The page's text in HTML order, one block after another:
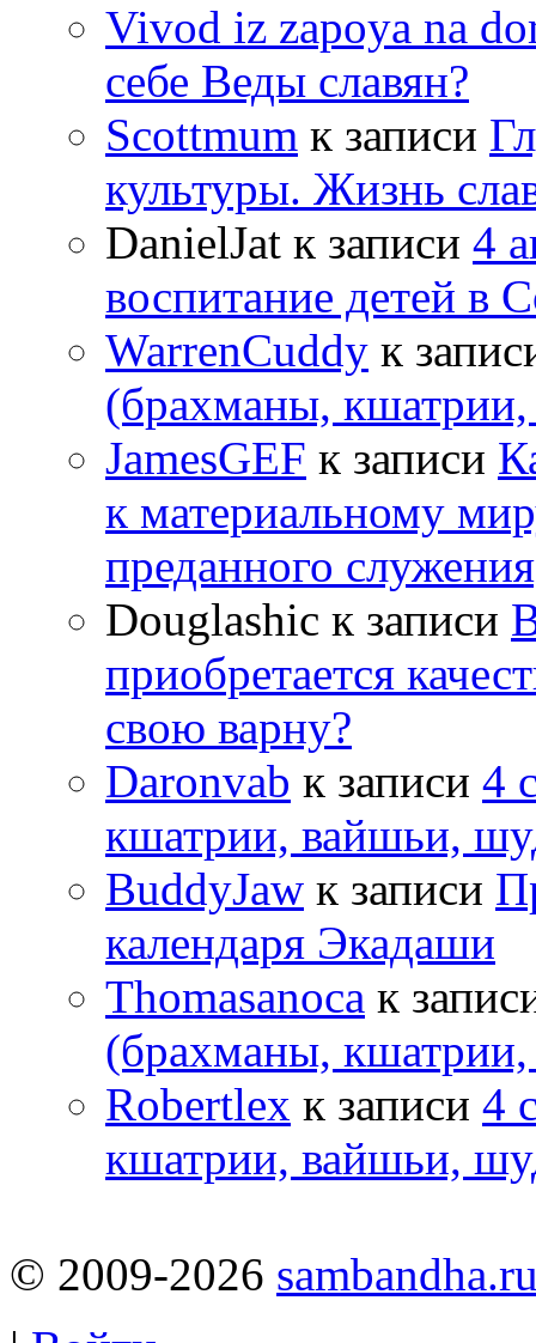
Vivod iz zapoya na
себе Веды славян?
Scottmum к записи
культуры. Жизнь
DanielJat к записи 4
воспитание детей в
WarrenCuddy к
(брахманы,
JamesGEF к записи
к материальному
преданного
Douglashic к записи
приобретается
свою варну?
Daronvab к записи 4
кшатрии, вайшьи,
BuddyJaw к записи
календаря Экадаши
Thomasanoca к
(брахманы,
Robertlex к записи 4
кшатрии, вайшьи,
© 2009-2026